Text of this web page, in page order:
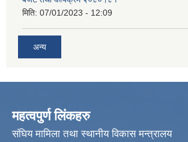
मिति: 07/01/2023 - 12:09
अन्य
महत्वपुर्ण लिंकहरु
संघिय मामिला तथा स्थानीय विकास मन्त्रालय